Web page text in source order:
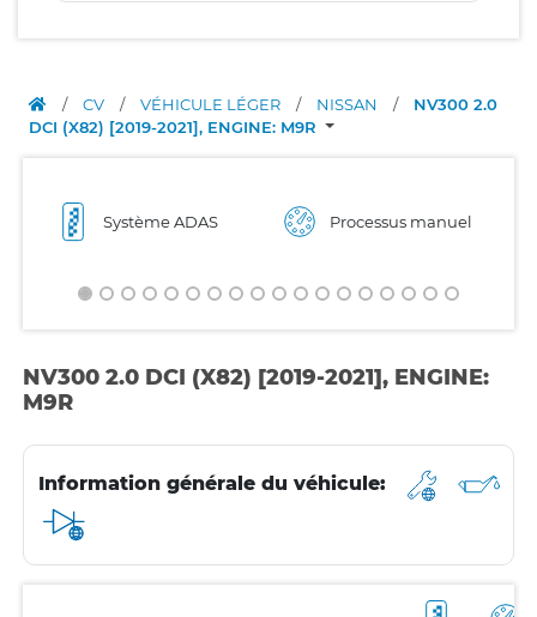
/ CV / VÉHICULE LÉGER / NISSAN /
NV300 2.0
DCI (X82) [2019-2021], ENGINE: M9R
Système ADAS Processus manuel
NV300 2.0 DCI (X82) [2019-2021], ENGINE:
M9R
Information générale du véhicule: